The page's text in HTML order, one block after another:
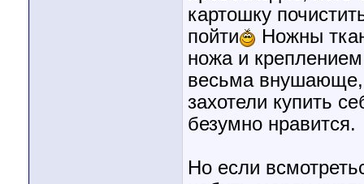
картошку
пойти
Ножны
ножа и
весьма внушающе,
захотели купить
безумно нравится.
Но если